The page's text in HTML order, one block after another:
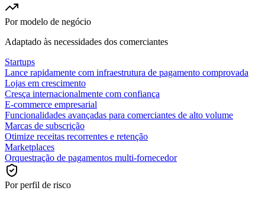
Por modelo de negócio
Adaptado às necessidades dos comerciantes
Startups
Lance rapidamente com infraestrutura de pagamento comprovada
Lojas em crescimento
Cresça internacionalmente com confiança
E-commerce empresarial
Funcionalidades avançadas para comerciantes de alto volume
Marcas de subscrição
Otimize receitas recorrentes e retenção
Marketplaces
Orquestração de pagamentos multi-fornecedor
Por perfil de risco